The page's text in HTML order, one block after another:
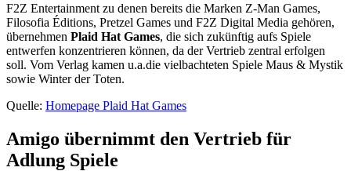
F2Z Entertainment zu denen bereits die Marken Z-Man Games,
Filosofia Éditions, Pretzel Games und F2Z Digital Media gehören,
übernehmen Plaid Hat Games, die sich zukünftig aufs Spiele
entwerfen konzentrieren können, da der Vertrieb zentral erfolgen
soll. Vom Verlag kamen u.a.die vielbachteten Spiele Maus & Mystik
sowie Winter der Toten.
Quelle: Homepage Plaid Hat Games
Amigo übernimmt den Vertrieb für
Adlung Spiele